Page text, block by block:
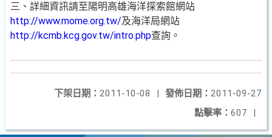
三、詳細資訊請至陽明高雄海洋探索館網站
http://www.mome.org.tw/及海洋局網站
http://kcmb.kcg.gov.tw/intro.php查詢。
發佈日期： 2011-09-27
下架日期： 2011-10-08
|
點擊率： 607 |